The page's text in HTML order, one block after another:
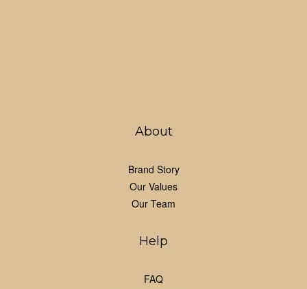
About
Brand Story
Our Values
Our Team
Help
FAQ